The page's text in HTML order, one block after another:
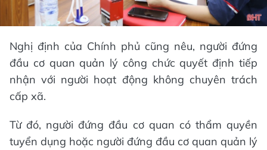
Nghị định của Chính phủ cũng nêu, người đứng
đầu cơ quan quản lý công chức quyết định tiếp
nhận với người hoạt động không chuyên trách
cấp xã.
Từ đó, người đứng đầu cơ quan có thẩm quyền
tuyển dụng hoặc người đứng đầu cơ quan quản lý